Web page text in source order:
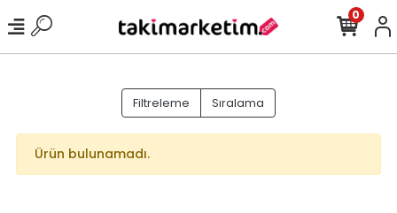
0
Filtreleme Sıralama
Ürün bulunamadı.